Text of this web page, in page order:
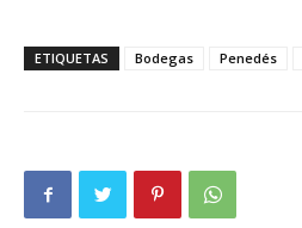
ETIQUETAS Bodegas Penedés